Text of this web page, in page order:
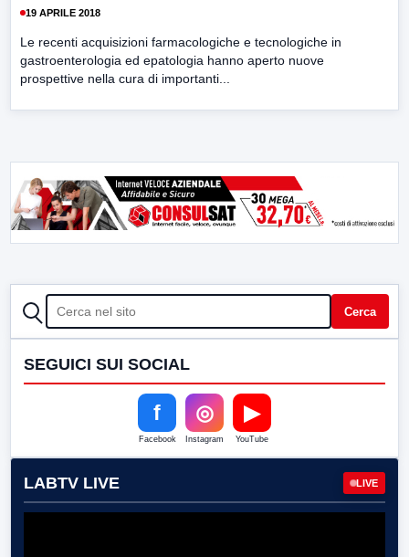
19 APRILE 2018
Le recenti acquisizioni farmacologiche e tecnologiche in
gastroenterologia ed epatologia hanno aperto nuove
prospettive nella cura di importanti...
CERCA Cerca
SEGUICI SUI SOCIAL
f
Facebook
◎
Instagram
▶
YouTube
LABTV LIVE LIVE